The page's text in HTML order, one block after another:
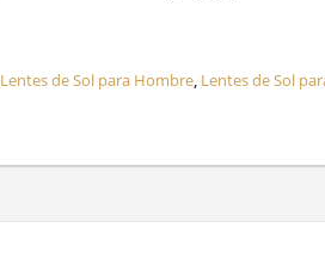
Lentes de Sol para Hombre, Lentes de Sol